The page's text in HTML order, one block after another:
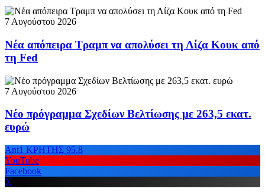
7 Αυγούστου 2026
Νέα απόπειρα Τραμπ να απολύσει τη Λίζα Κουκ από
τη Fed
7 Αυγούστου 2026
Νέο πρόγραμμα Σχεδίων Βελτίωσης με 263,5 εκατ.
ευρώ
Ant1 ΚΡΗΤΗΣ 95.8
YouTube
Facebook
X